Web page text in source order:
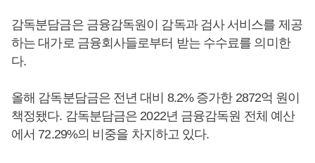
감독분담금은 금융감독원이 감독과 검사 서비스를 제공
하는 대가로 금융회사들로부터 받는 수수료를 의미한
다.
올해 감독분담금은 전년 대비 8.2% 증가한 2872억 원이
책정됐다. 감독분담금은 2022년 금융감독원 전체 예산
에서 72.29%의 비중을 차지하고 있다.